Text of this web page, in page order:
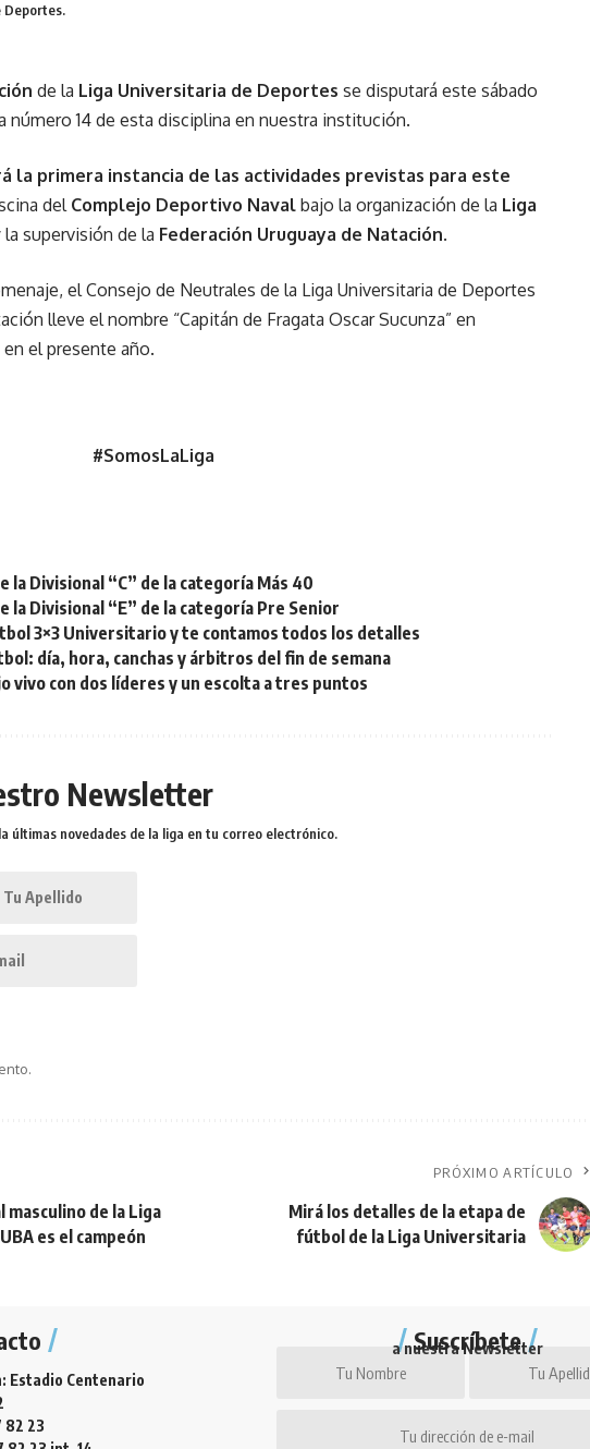
Deportes.
de la Liga Universitaria de Deportes se disputará este sábado
número 14 de esta disciplina en nuestra institución.
la primera instancia de las actividades previstas para este
delComplejo Deportivo Navalbajo la organización de la Liga
la supervisión de la Federación Uruguaya de Natación.
el Consejo de Neutrales de la Liga Universitaria de Deportes
lleve el nombre “Capitán de Fragata Oscar Sucunza” en
el presente año.
#SomosLaLiga
la Divisional “C” de la categoría Más 40
la Divisional “E” de la categoría Pre Senior
3×3 Universitario y te contamos todos los detalles
día, hora, canchas y árbitros del fin de semana
vivo con dos líderes y un escolta a tres puntos
Newsletter
últimas novedades de la liga en tu correo electrónico.
de la Liga
es el campeón
PRÓXIMO ARTÍCULO
Mirá los detalles de la etapa de
fútbol de la Liga Universitaria
Estadio Centenario
82 23
Suscríbete
a nuestra Newsletter